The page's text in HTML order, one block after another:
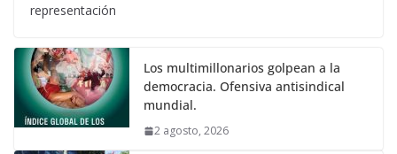
representación
Los multimillonarios golpean a la
democracia. Ofensiva antisindical
mundial.
2 agosto, 2026